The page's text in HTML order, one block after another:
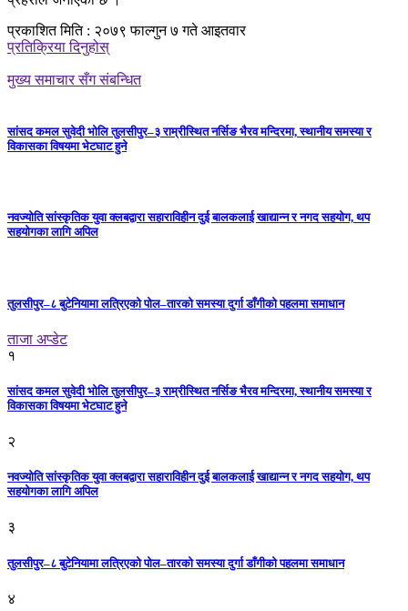
प्रकाशित मिति : २०७९ फाल्गुन ७ गते आइतवार
प्रतिक्रिया दिनुहोस्
मुख्य समाचार सँग संबन्धित
सांसद कमल सुवेदी भोलि तुलसीपुर–३ राम्रीस्थित नर्सिङ भैरव मन्दिरमा, स्थानीय समस्या र
विकासका विषयमा भेटघाट हुने
नवज्योति सांस्कृतिक युवा क्लबद्वारा सहाराविहीन दुई बालकलाई खाद्यान्न र नगद सहयोग, थप
सहयोगका लागि अपिल
तुलसीपुर–८ बुटेनियामा लत्रिएको पोल–तारको समस्या दुर्गा डाँगीको पहलमा समाधान
ताजा अप्डेट
१
सांसद कमल सुवेदी भोलि तुलसीपुर–३ राम्रीस्थित नर्सिङ भैरव मन्दिरमा, स्थानीय समस्या र
विकासका विषयमा भेटघाट हुने
२
नवज्योति सांस्कृतिक युवा क्लबद्वारा सहाराविहीन दुई बालकलाई खाद्यान्न र नगद सहयोग, थप
सहयोगका लागि अपिल
३
तुलसीपुर–८ बुटेनियामा लत्रिएको पोल–तारको समस्या दुर्गा डाँगीको पहलमा समाधान
४